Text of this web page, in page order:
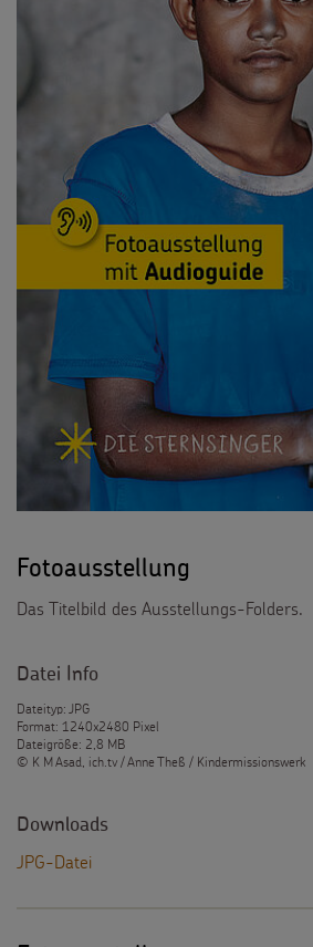
Fotoausstellung
Das Titelbild des Ausstellungs-Folders.
Datei Info
Dateityp: JPG
Format: 1240x2480 Pixel
Dateigröße: 2,8 MB
© K M Asad, ich.tv / Anne Theß / Kindermissionswerk
Downloads
JPG-Datei